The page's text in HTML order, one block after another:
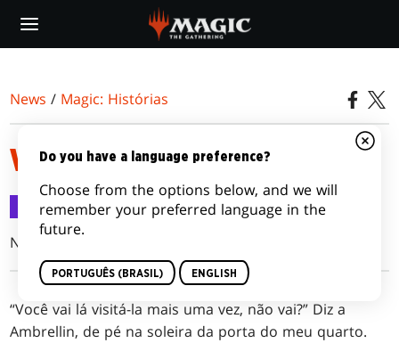
main
News / Magic: Histórias
VINCULADO E ATADO
Magic: Histórias
15 nov 2018
Nicky Drayden
“Você vai lá visitá-la mais uma vez, não vai?” Diz a
Ambrellin, de pé na soleira da porta do meu quarto.
Do you have a language preference?
Choose from the options below, and we will
remember your preferred language in the
future.
PORTUGUÊS (BRASIL) ENGLISH